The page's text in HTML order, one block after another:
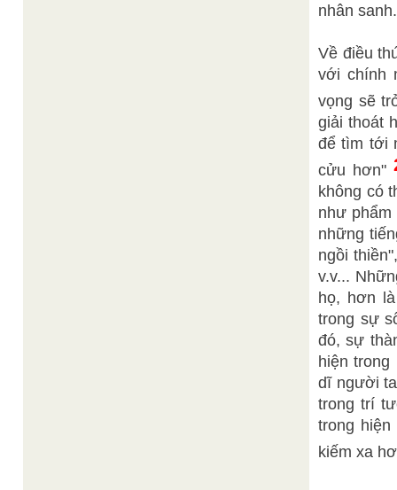
nhân
Về điều
với chính
vọng sẽ
giải thoát
để tìm tới
cửu hơn"
không có
như
những
ngồi
v.v...
họ, hơn
trong sự
đó, sự
hiện
dĩ người
trong trí
trong
kiếm xa